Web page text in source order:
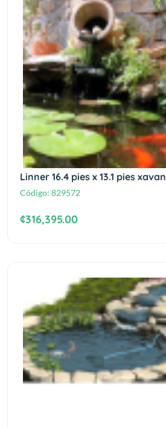
Linner 16.4 pies x 13.1 pies xavan
Código: 829572
¢316,395.00